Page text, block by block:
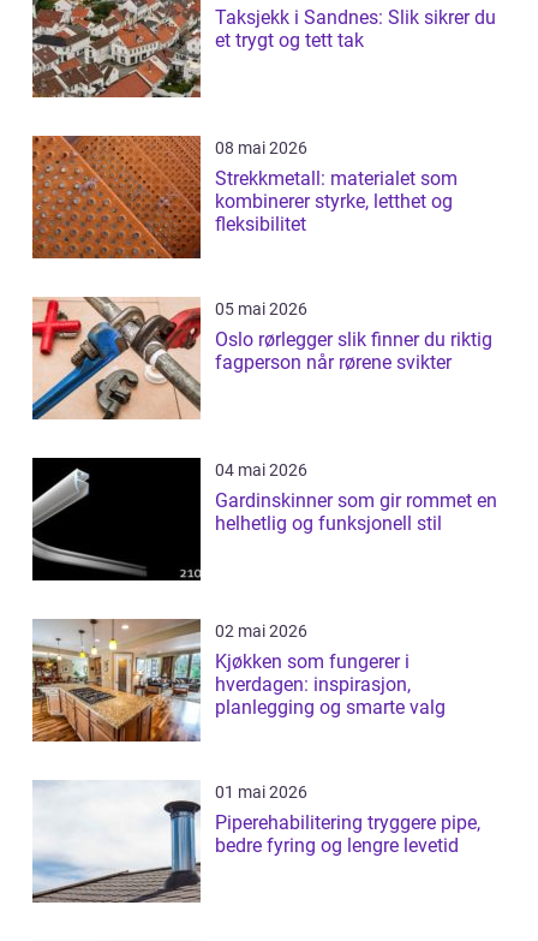
Taksjekk i Sandnes: Slik sikrer du
et trygt og tett tak
08 mai 2026
Strekkmetall: materialet som
kombinerer styrke, letthet og
fleksibilitet
05 mai 2026
Oslo rørlegger slik finner du riktig
fagperson når rørene svikter
04 mai 2026
Gardinskinner som gir rommet en
helhetlig og funksjonell stil
02 mai 2026
Kjøkken som fungerer i
hverdagen: inspirasjon,
planlegging og smarte valg
01 mai 2026
Piperehabilitering tryggere pipe,
bedre fyring og lengre levetid